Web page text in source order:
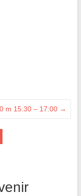
m 15:30 – 17:00 →